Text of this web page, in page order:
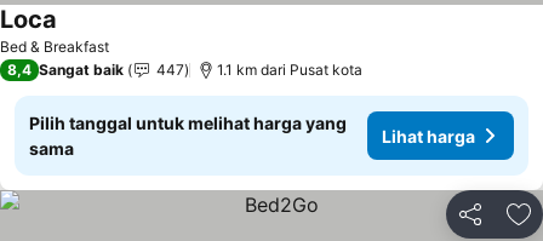
Bed & Breakfast
Loca
8,4 Sangat baik 447 1.1 km dari Pusat kota
Pilih tanggal untuk melihat harga yang
sama
Lihat harga
Bagikan